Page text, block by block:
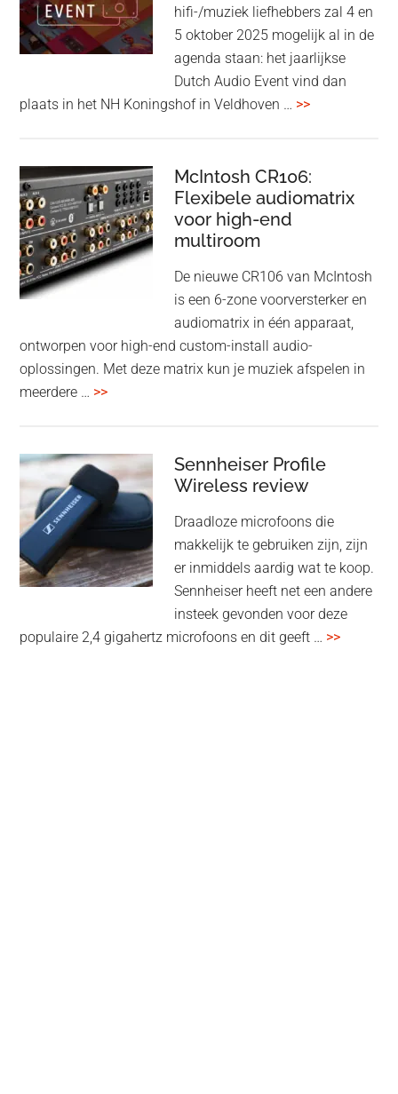
high-
end
earbuds
titanium
Adaptive
noise
cancelling
hifi-/muziek liefhebbers zal 4 en
5 oktober 2025 mogelijk al in de
agenda staan: het jaarlijkse
Dutch Audio Event vind dan
plaats in het NH Koningshof in Veldhoven … >>overDutch
–
4
McIntosh CR106:
Flexibele audiomatrix
voor high-end
multiroom
De nieuwe CR106 van McIntosh
is een 6-zone voorversterker en
audiomatrix in één apparaat,
ontworpen voor high-end custom-install audio-
oplossingen. Met deze matrix kun je muziek afspelen in
meerdere … >>overMcIntosh
audiomatrix
voor
high-
end
multiroom
Sennheiser Profile
Wireless review
Draadloze microfoons die
makkelijk te gebruiken zijn, zijn
er inmiddels aardig wat te koop.
Sennheiser heeft net een andere
insteek gevonden voor deze
populaire 2,4 gigahertz microfoons en dit geeft … >>